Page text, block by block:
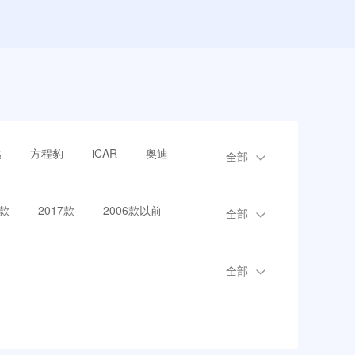
方程豹 iCAR 奥迪 全部
2017款 2006款以前 全部
全部